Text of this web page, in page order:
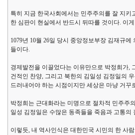
특히 지금 한국사회에서는 민주주의를 잘 지키
한 심판이 현실에서 반드시 뒤따를 것이다. 이
1079년 10월 26일 당시 중앙정보부장 김재규
들이다.
경제발전을 이끌었다는 이유만으로 박정희가,
건적인 찬양, 그리고 북한의 김일성 김정일의
드러내어야 하는 시점이지만 세상은 마냥 거꾸
박정희는 근대화라는 미명으로 절차적 민주주
일성 김정일은 수많은 동족들을 죽음과 고통
이렇듯, 내 역사인식은 대한민국 시민의 한 사